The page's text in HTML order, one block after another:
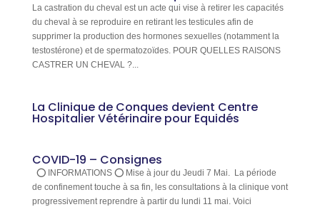
La castration du cheval est un acte qui vise à retirer les capacités
du cheval à se reproduire en retirant les testicules afin de
supprimer la production des hormones sexuelles (notamment la
testostérone) et de spermatozoïdes. POUR QUELLES RAISONS
CASTRER UN CHEVAL ?...
La Clinique de Conques devient Centre
Hospitalier Vétérinaire pour Equidés
COVID-19 – Consignes
⭕️ INFORMATIONS ⭕️ Mise à jour du Jeudi 7 Mai. La période
de confinement touche à sa fin, les consultations à la clinique vont
progressivement reprendre à partir du lundi 11 mai. Voici